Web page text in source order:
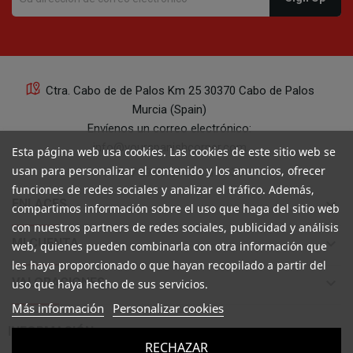
Ctra. Cabo de de Palos Km 25 30370 Cabo de Palos
Murcia (Spain)
Envíenos un correo electrónico:
info@yourspanishcorner.com
+34 647 29 98 21 de 9 a 14:30
ENLACES keyboard_arrow_down
MI CUENTA keyboard_arrow_down
VALORACIONES
INFORMACIÓN 
Esta página web usa cookies. Las cookies de este sitio web se
usan para personalizar el contenido y los anuncios, ofrecer
funciones de redes sociales y analizar el tráfico. Además,
compartimos información sobre el uso que haga del sitio web
con nuestros partners de redes sociales, publicidad y análisis
web, quienes pueden combinarla con otra información que
les haya proporcionado o que hayan recopilado a partir del
uso que haya hecho de sus servicios.
Más información Personalizar cookies
RECHAZAR